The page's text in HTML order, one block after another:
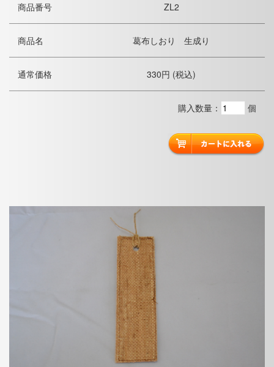
商品番号 ZL2
商品名 葛布しおり 生成り
通常価格 330円 (税込)
購入数量： 個